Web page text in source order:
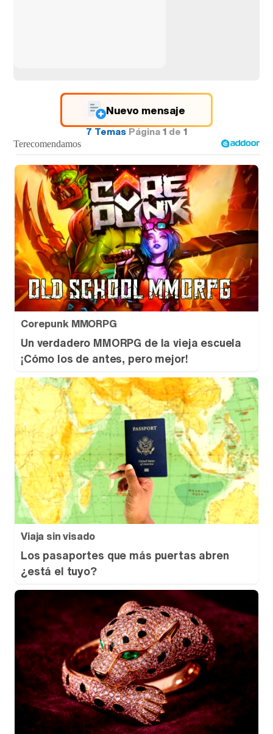
Nuevo mensaje
7 TemasPágina1de1
Corepunk MMORPG
Un verdadero MMORPG de la vieja escuela
¡Cómo los de antes, pero mejor!
Viaja sin visado
Los pasaportes que más puertas abren
¿está el tuyo?